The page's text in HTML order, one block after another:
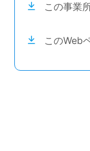
この事業
このWeb